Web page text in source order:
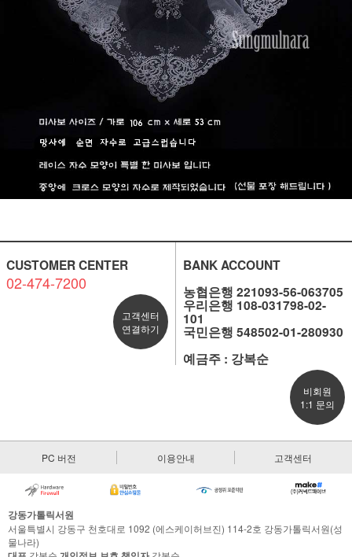
CUSTOMER CENTER
02-474-7200
고객센터
연결하기
BANK ACCOUNT
농협은행 221093-56-063705
우리은행 108-031798-02-
101
국민은행 548502-01-280930
예금주 : 강복순
비회원
1:1 문의
PC 버전 이용안내 고객센터
강동가톨릭서원
서울특별시 강동구 천호대로 1092 (에스케이허브진) 114-2호 강동가톨릭서원(성
물나라)